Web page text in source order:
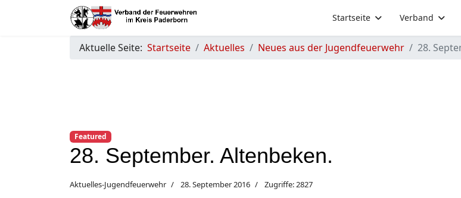
Startseite Verband
Aktuelle Seite: Startseite Aktuelles Neues aus der Jugendfeuerwehr 28.
Featured
28. September. Altenbeken.
Aktuelles-Jugendfeuerwehr 28. September 2016 Zugriffe: 2827